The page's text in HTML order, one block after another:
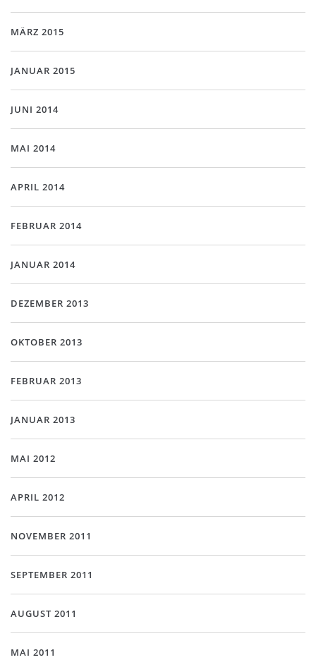
MÄRZ 2015
JANUAR 2015
JUNI 2014
MAI 2014
APRIL 2014
FEBRUAR 2014
JANUAR 2014
DEZEMBER 2013
OKTOBER 2013
FEBRUAR 2013
JANUAR 2013
MAI 2012
APRIL 2012
NOVEMBER 2011
SEPTEMBER 2011
AUGUST 2011
MAI 2011